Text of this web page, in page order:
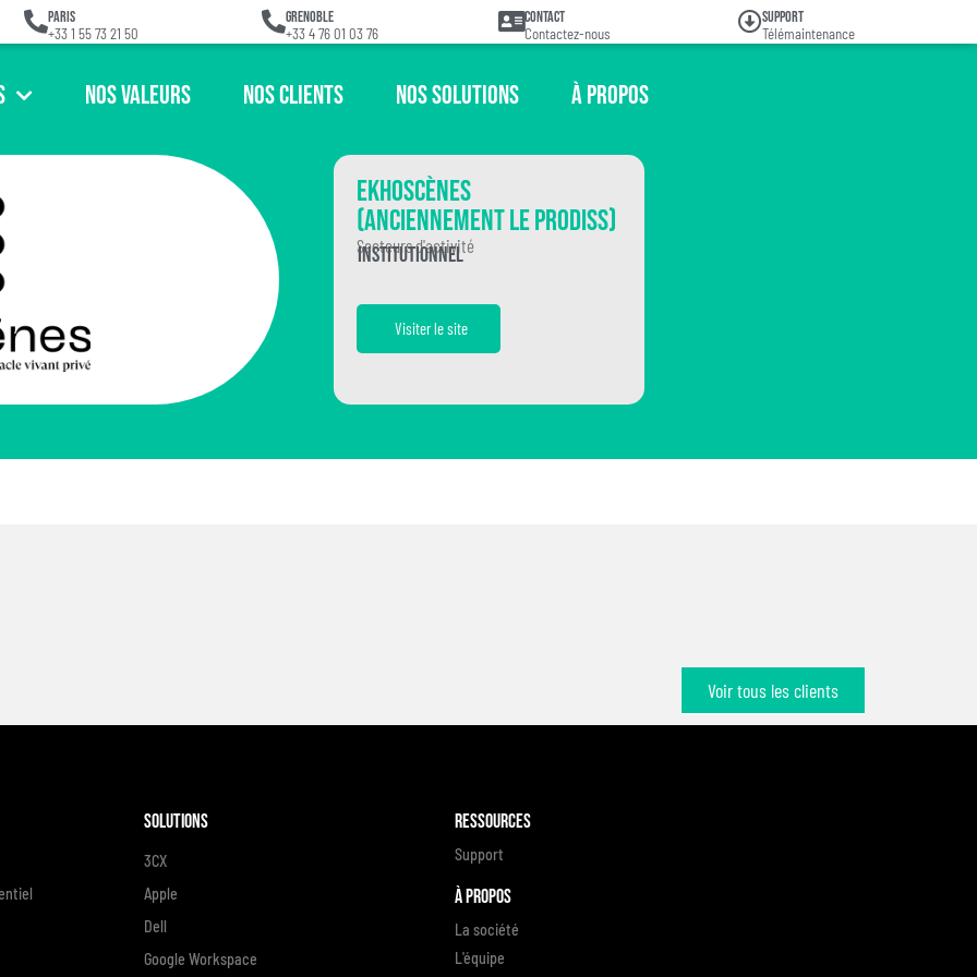
Paris
+33 1 55 73 21 50
Grenoble
+33 4 76 01 03 76
Contact
Contactez-nous
Support
Télémaintenance
Nos Valeurs Nos Clients Nos Solutions À propos
Ekhoscènes
(anciennement le Prodiss)
Secteurs d'activité
Institutionnel
Visiter le site
Voir tous les clients
Solutions
3CX
Apple
Dell
Google Workspace
Ressources
Support
À propos
La société
L'équipe